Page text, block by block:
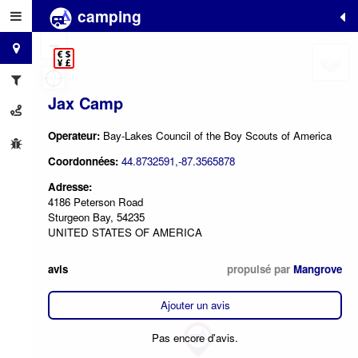
camping
Jax Camp
Operateur: Bay-Lakes Council of the Boy Scouts of America
Coordonnées: 44.8732591,-87.3565878
Adresse:
4186 Peterson Road
Sturgeon Bay, 54235
UNITED STATES OF AMERICA
avis propulsé par Mangrove
Ajouter un avis
Pas encore d'avis.
+
−